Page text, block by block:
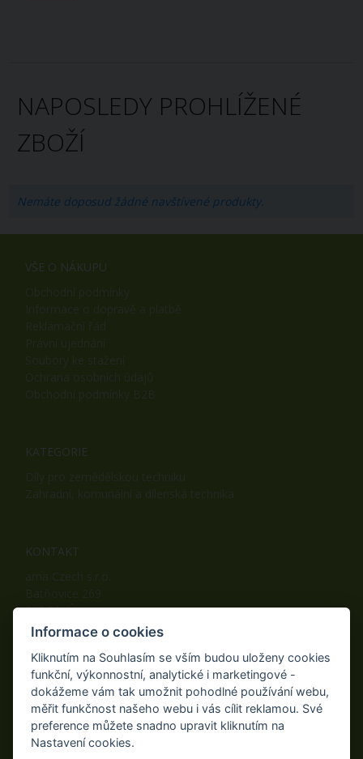
NAPOSLEDY PROHLÍŽENÉ
ZBOŽÍ
Nemáte doposud žádné navštívené produkty.
VŠE O NÁKUPU
KATEGORIE
KONTAKT
542 32, Úpice
Telefon: +420 498 100 050
Fax: +420 498 100 051
E-mail:info@ama-zahrada.cz
Web:www.ama-zahrada.cz
NAJDETE NÁS TAKÉ NA:
Informace o cookies
Kliknutím na Souhlasím se vším budou uloženy cookies
funkční, výkonnostní, analytické i marketingové -
dokážeme vám tak umožnit pohodlné používání webu,
měřit funkčnost našeho webu i vás cílit reklamou. Své
preference můžete snadno upravit kliknutím na
Nastavení cookies.